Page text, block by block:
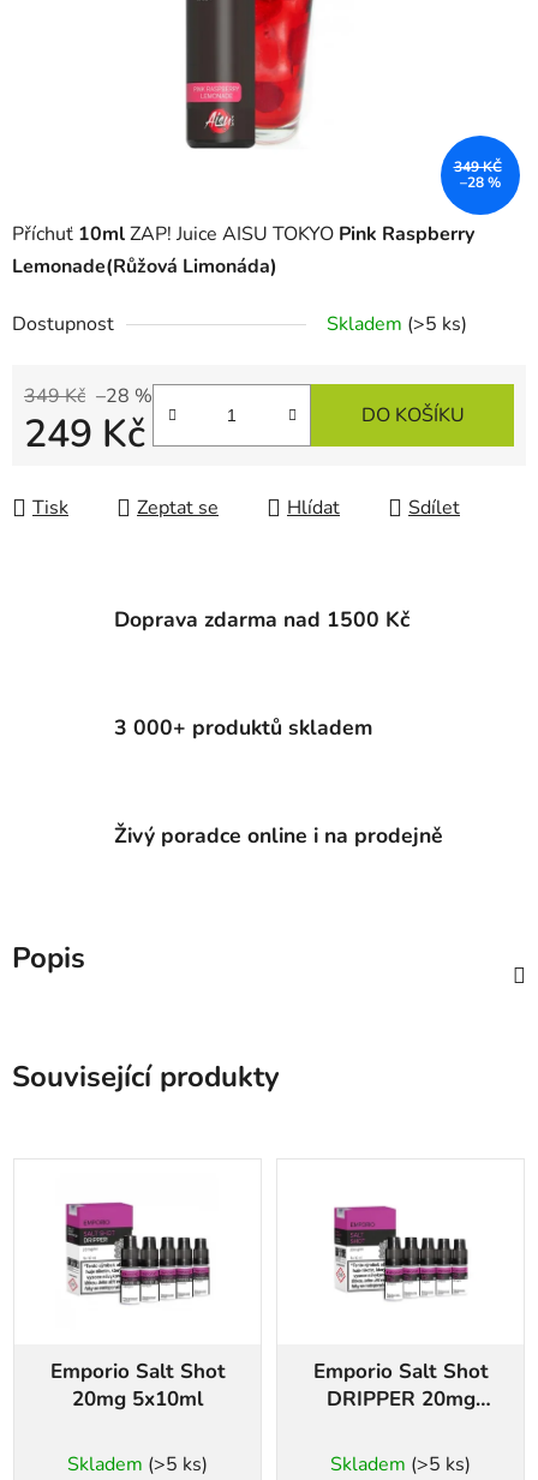
Příchuť 10mlZAP! Juice AISU TOKYO Pink Raspberry
Lemonade(Růžová Limonáda)
Dostupnost Skladem (>5 ks)
349 Kč –28 %
249 Kč DO KOŠÍKU
Tisk Zeptat se Hlídat Sdílet
349 KČ
–28 %
Doprava zdarma nad 1500 Kč
3 000+ produktů skladem
Živý poradce online i na prodejně
Popis
Související produkty
Emporio Salt Shot
20mg 5x10ml
Skladem (>5 ks)
Emporio Salt Shot
DRIPPER 20mg
Skladem (>5 ks)